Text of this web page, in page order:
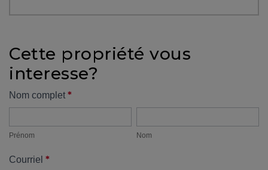
protégé!
outils
pour
financement
propriétaire
UNE
Cette propriété vous
interesse?
Formulaire
Nom complet *
Prénom Nom
Courriel *